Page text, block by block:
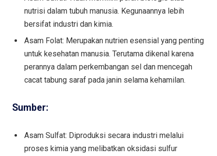
nutrisi dalam tubuh manusia. Kegunaannya lebih
bersifat industri dan kimia.
Asam Folat: Merupakan nutrien esensial yang penting
untuk kesehatan manusia. Terutama dikenal karena
perannya dalam perkembangan sel dan mencegah
cacat tabung saraf pada janin selama kehamilan.
Sumber:
Asam Sulfat: Diproduksi secara industri melalui
proses kimia yang melibatkan oksidasi sulfur